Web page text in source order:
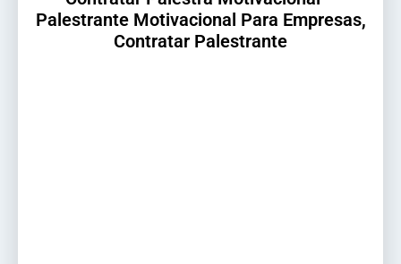
Palestrante Motivacional Para Empresas,
Contratar Palestrante